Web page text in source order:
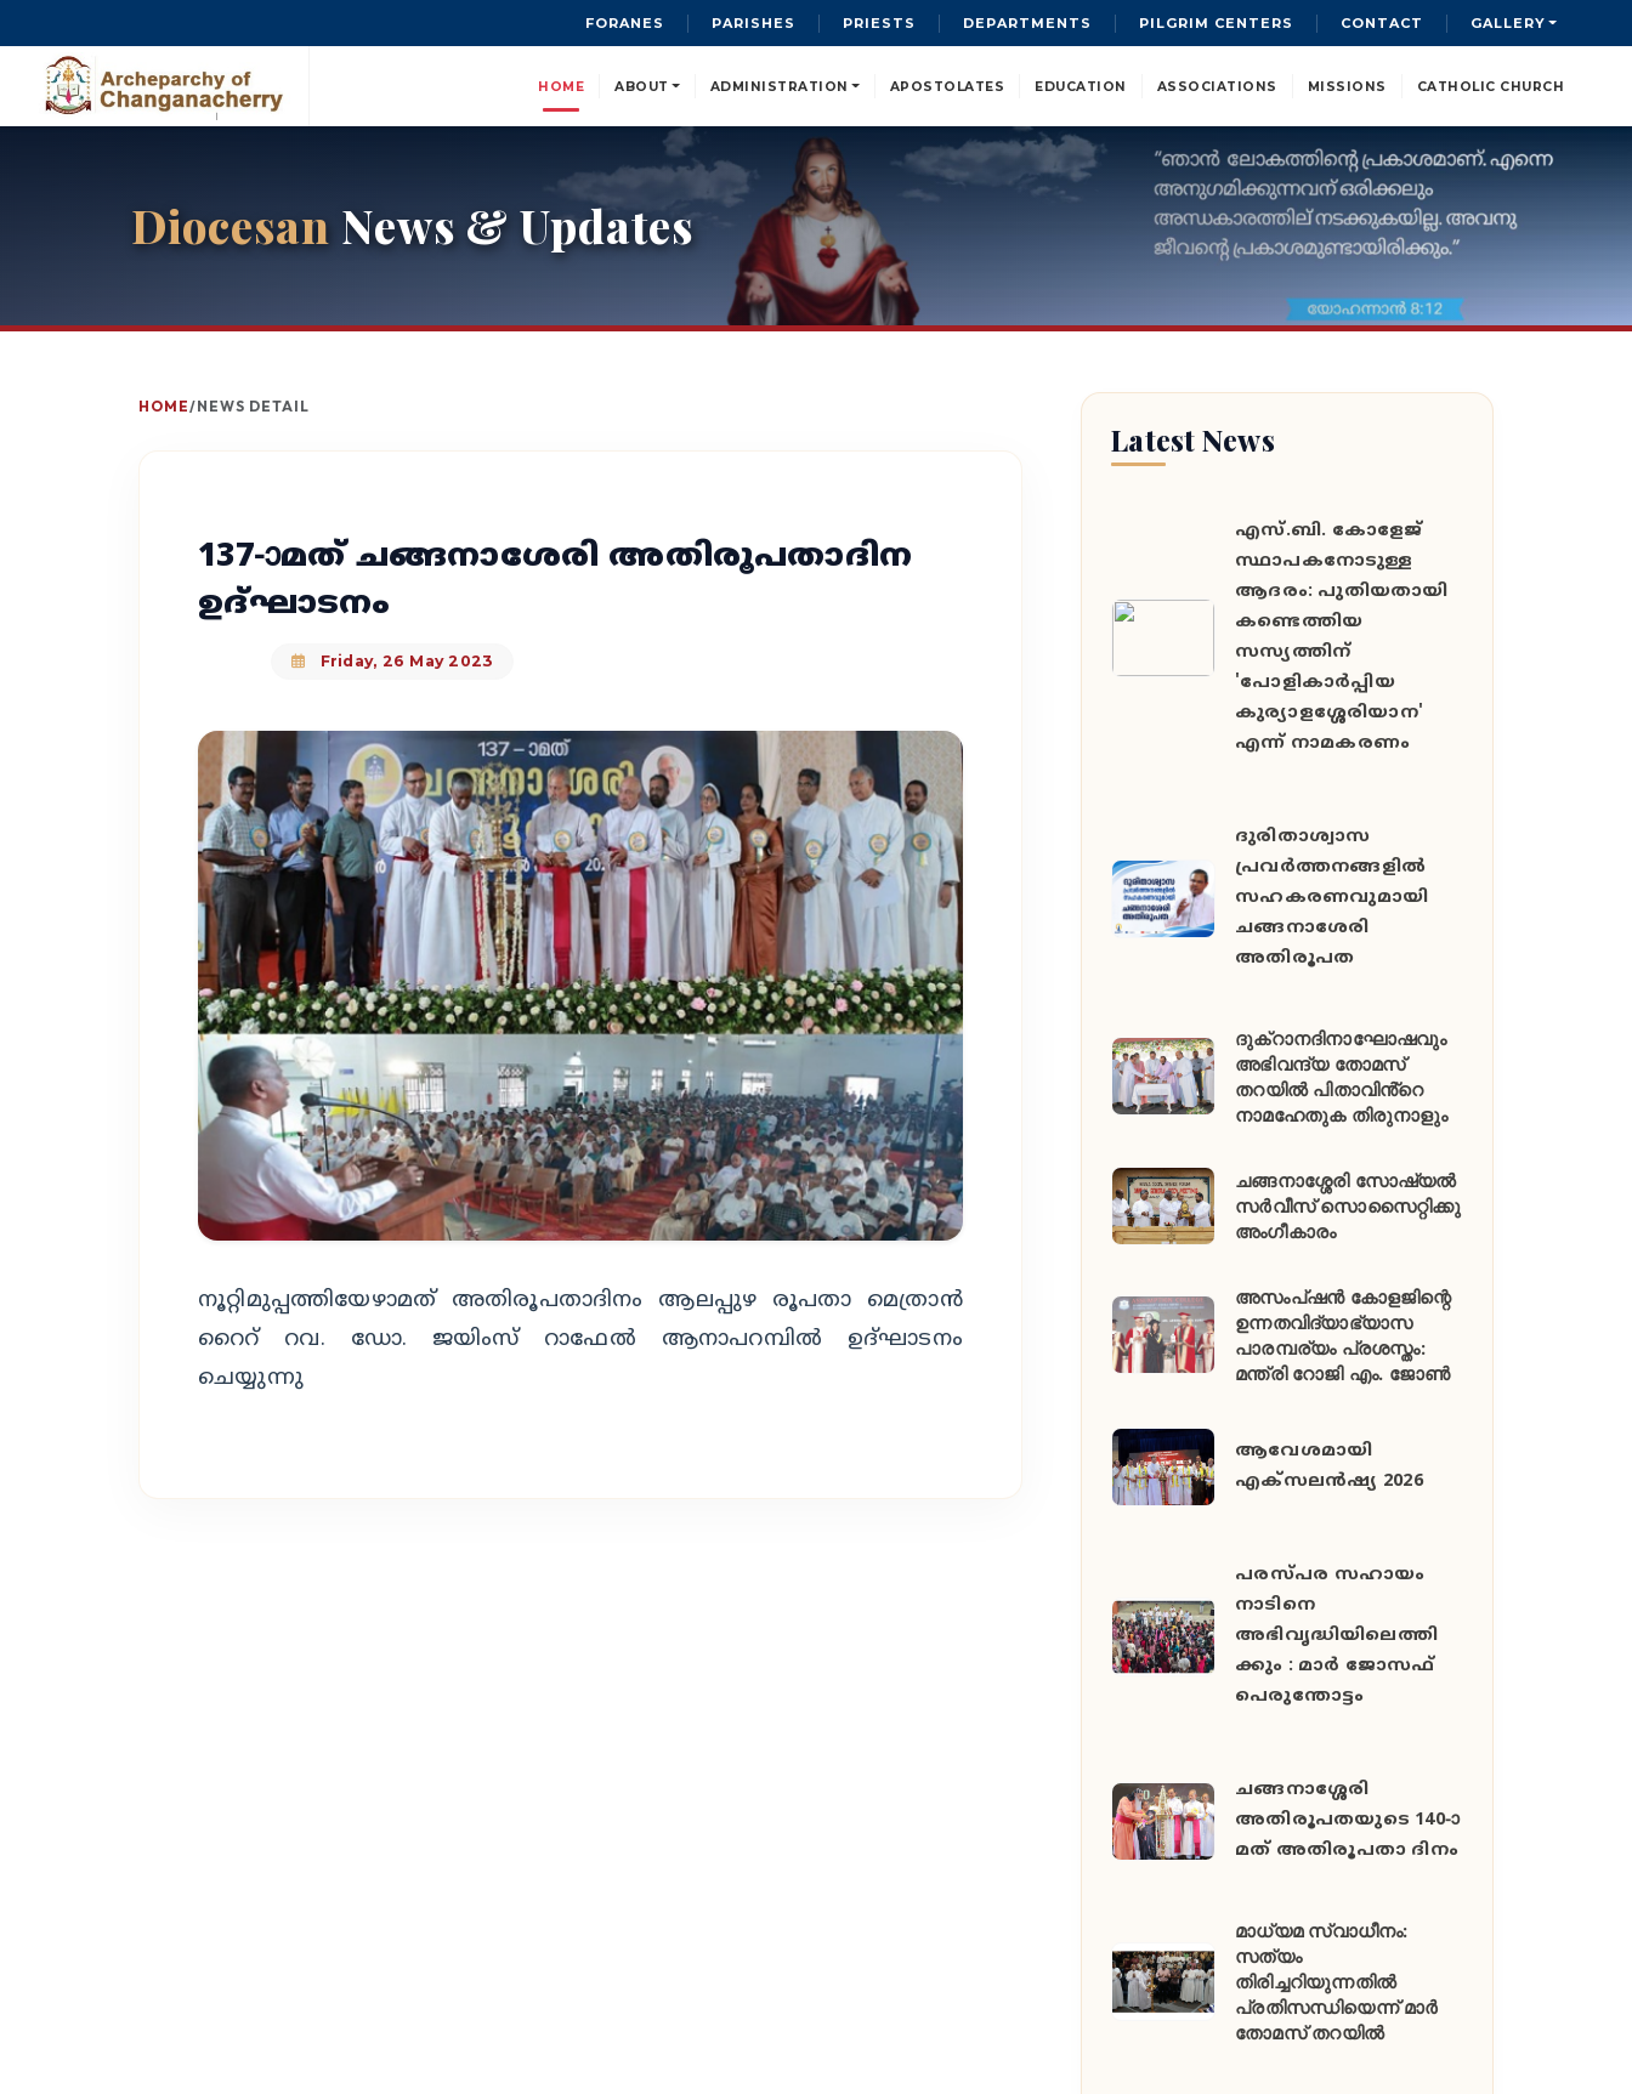
FORANES PARISHES PRIESTS DEPARTMENTS PILGRIM CENTERS CONTACT GALLERY
HOME ABOUT ADMINISTRATION APOSTOLATES EDUCATION ASSOCIATIONS MISSIONS CATHOLIC CHURCH
Diocesan News & Updates
HOME/NEWS DETAIL
137-ാമത് ചങ്ങനാശേരി അതിരൂപതാദിന
ഉദ്‌ഘാടനം
Friday, 26 May 2023
നൂറ്റിമുപ്പത്തിയേഴാമത്‌ അതിരൂപതാദിനം ആലപ്പുഴ രൂപതാ മെത്രാൻ
റൈറ് റവ. ഡോ. ജയിംസ് റാഫേൽ ആനാപറമ്പിൽ ഉദ്‌ഘാടനം
ചെയ്യുന്നു
Latest News
എസ്.ബി. കോളേജ്
സ്ഥാപകനോടുള്ള
ആദരം: പുതിയതായി
കണ്ടെത്തിയ
സസ്യത്തിന്
'പോളികാർപ്പിയ
കുര്യാളശ്ശേരിയാന'
എന്ന് നാമകരണം
ദുരിതാശ്വാസ
പ്രവർത്തനങ്ങളിൽ
സഹകരണവുമായി
ചങ്ങനാശേരി
അതിരൂപത
ദുക്റാനദിനാഘോഷവും
അഭിവന്ദ്യ തോമസ്
തറയിൽ പിതാവിൻ്റെ
നാമഹേതുക തിരുനാളും
ചങ്ങനാശ്ശേരി സോഷ്യൽ
സർവീസ് സൊസൈറ്റിക്കു
അംഗീകാരം
അസംപ്ഷൻ കോളജിന്റെ
ഉന്നതവിദ്യാഭ്യാസ
പാരമ്പര്യം പ്രശസ്തം:
മന്ത്രി റോജി എം. ജോൺ
ആവേശമായി
എക്സലൻഷ്യ 2026
പരസ്പര സഹായം
നാടിനെ
അഭിവൃദ്ധിയിലെത്തി
ക്കും : മാർ ജോസഫ്
പെരുന്തോട്ടം
ചങ്ങനാശ്ശേരി
അതിരൂപതയുടെ 140-ാ
മത് അതിരൂപതാ ദിനം
മാധ്യമ സ്വാധീനം:
സത്യം
തിരിച്ചറിയുന്നതിൽ
പ്രതിസന്ധിയെന്ന് മാർ
തോമസ് തറയിൽ